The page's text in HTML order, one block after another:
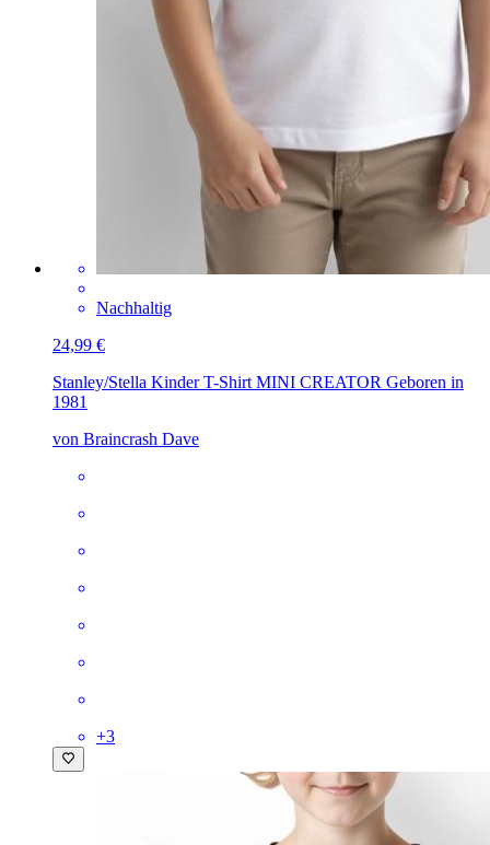
Nachhaltig
24,99 €
Stanley/Stella Kinder T-Shirt MINI CREATOR Geboren in
1981
von Braincrash Dave
+3